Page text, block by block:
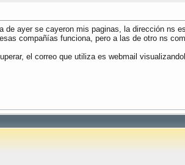
ayer se cayeron mis paginas, la dirección ns
compañías funciona, pero a las de otro ns
el correo que utiliza es webmail